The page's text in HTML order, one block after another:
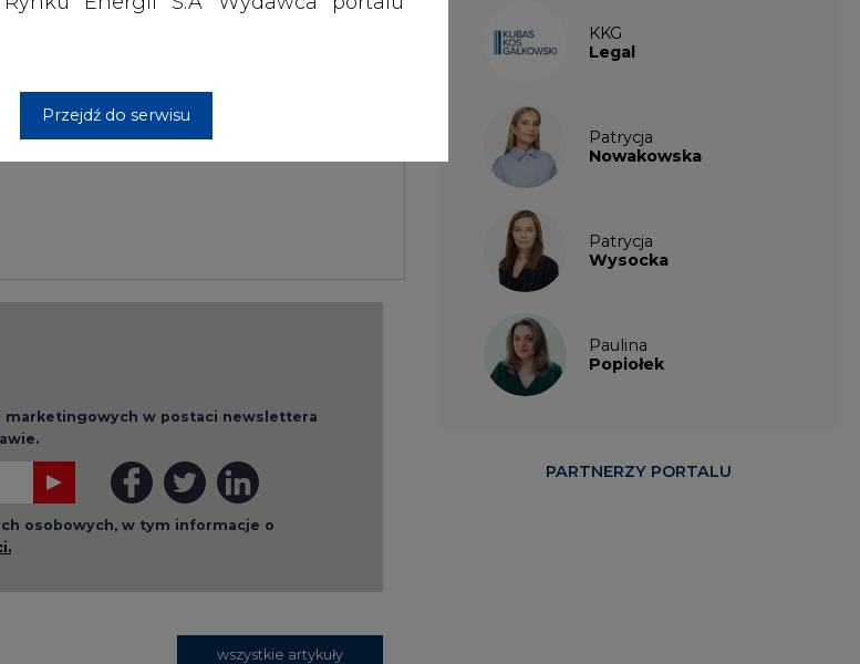
Przejdź do serwisu
marketingowych w postaci newslettera
osobowych, w tym informacje o
wszystkie artykuły
KKG
Legal
Patrycja
Nowakowska
Patrycja
Wysocka
Paulina
Popiołek
PARTNERZY PORTALU